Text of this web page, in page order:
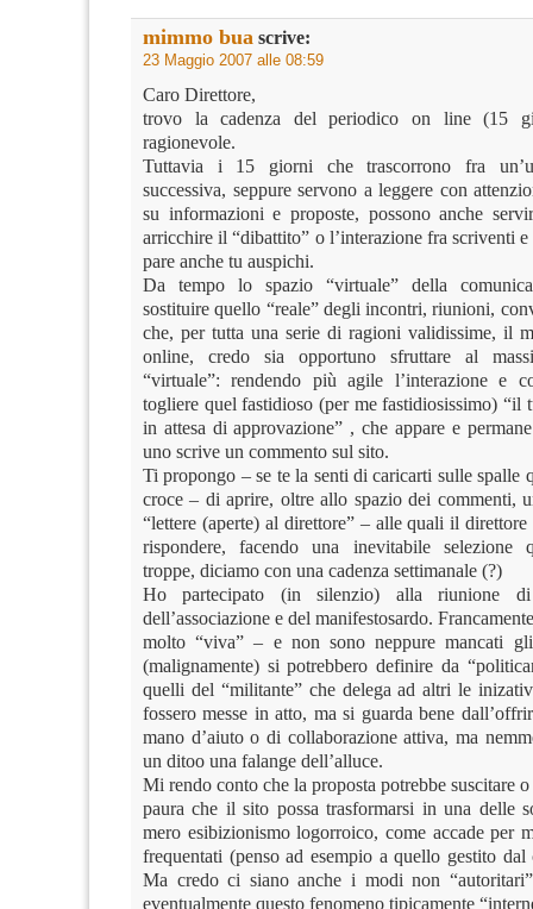
mimmo bua scrive:
23 Maggio 2007 alle 08:59
Caro Direttore,
trovo la cadenza del periodico on line (15
ragionevole.
Tuttavia i 15 giorni che trascorrono fra
successiva, seppure servono a leggere con
su informazioni e proposte, possono anche
arricchire il “dibattito” o l’interazione fra scriventi
pare anche tu auspichi.
Da tempo lo spazio “virtuale” della
sostituire quello “reale” degli incontri, riunioni,
che, per tutta una serie di ragioni validissime, il
online, credo sia opportuno sfruttare al
“virtuale”: rendendo più agile l’interazione e
togliere quel fastidioso (per me fastidiosissimo) “il
in attesa di approvazione” , che appare e
uno scrive un commento sul sito.
Ti propongo – se te la senti di caricarti sulle spalle
croce – di aprire, oltre allo spazio dei commenti,
“lettere (aperte) al direttore” – alle quali il direttore
rispondere, facendo una inevitabile selezione
troppe, diciamo con una cadenza settimanale (?)
Ho partecipato (in silenzio) alla riunione di
dell’associazione e del manifestosardo.
molto “viva” – e non sono neppure mancati
(malignamente) si potrebbero definire da
quelli del “militante” che delega ad altri le
fossero messe in atto, ma si guarda bene
mano d’aiuto o di collaborazione attiva, ma
un ditoo una falange dell’alluce.
Mi rendo conto che la proposta potrebbe suscitare
paura che il sito possa trasformarsi in una delle
mero esibizionismo logorroico, come accade per
frequentati (penso ad esempio a quello gestito
Ma credo ci siano anche i modi non
eventualmente questo fenomeno tipicamente